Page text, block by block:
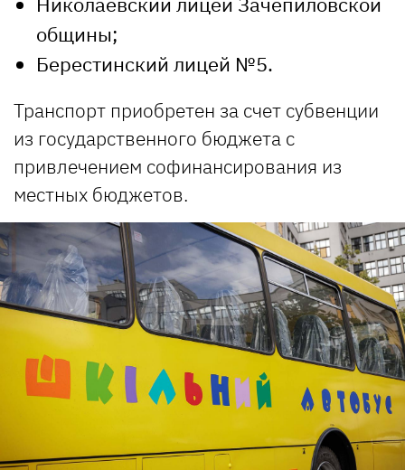
общины;
Берестинский лицей №5.
Транспорт приобретен за счет субвенции
из государственного бюджета с
привлечением софинансирования из
местных бюджетов.